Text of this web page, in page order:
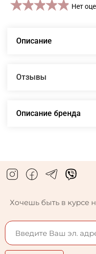
5
4
3 stars
2 stars
1 star Нет
Описание
Отзывы
Описание бренда
Хочешь быть в курсе